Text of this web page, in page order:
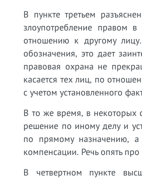
В пункте третьем
злоупотребление правом
отношению к другому
обозначения, это дает
правовая охрана не
касается тех лиц, по
с учетом установленного
В то же время, в некоторых
решение по иному делу и
по прямому назначению,
компенсации. Речь опять
В четвертном пункте